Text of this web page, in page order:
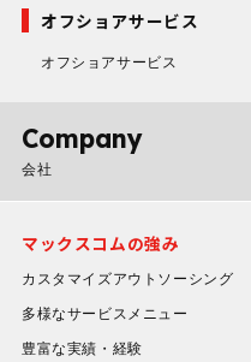
オフショアサービス
オフショアサービス
Company
会社
マックスコムの強み
カスタマイズアウトソーシング
多様なサービスメニュー
豊富な実績・経験